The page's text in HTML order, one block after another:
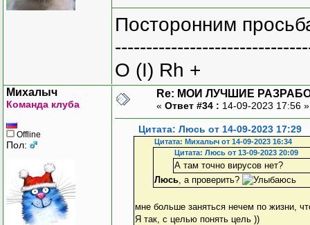
Посторонним
O (I) Rh +
Михалыч
Команда клуба
Offline
Пол:
Re: МОИ ЛУЧШИЕ
« Ответ #34 : 14-09-2023 17:56
Цитата: Люсь от 14-09-2023 17:29
Цитата: Михалыч от 14-09-2023 16:34
Цитата: Люсь от 13-09-2023 20:09
А там точно вирусов нет?
Люсь , а проверить?
мне больше заняться нечем по жизни,
Я так, с целью понять цель ))